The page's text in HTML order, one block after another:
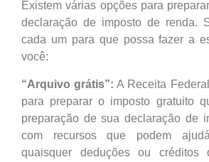
Existem várias opções para
declaração de imposto de renda.
cada um para que possa fazer a
você:
“Arquivo grátis”: A Receita
para preparar o imposto gratuito
preparação de sua declaração de
com recursos que podem
quaisquer deduções ou créditos